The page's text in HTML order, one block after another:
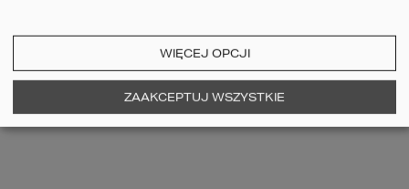
WIĘCEJ OPCJI
ZAAKCEPTUJ WSZYSTKIE